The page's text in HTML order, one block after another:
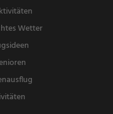
Wetter